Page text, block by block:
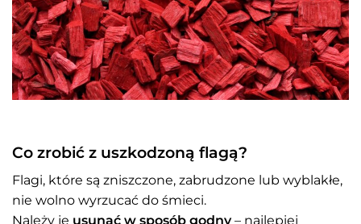
Co zrobić z uszkodzoną flagą?
Flagi, które są zniszczone, zabrudzone lub wyblakłe,
nie wolno wyrzucać do śmieci.
Należy je usunąć w sposób godny– najlepiej